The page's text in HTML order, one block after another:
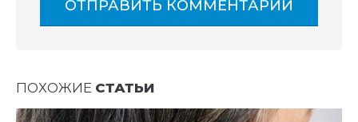
ПОХОЖИЕ СТАТЬИ